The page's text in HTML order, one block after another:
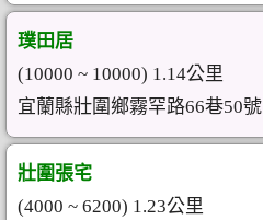
璞田居
(10000 ~ 10000) 1.14公里
宜蘭縣壯圍鄉霧罕路66巷50號
壯圍張宅
(4000 ~ 6200) 1.23公里